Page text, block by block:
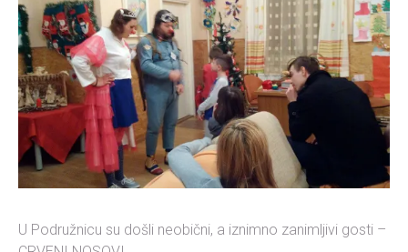
U Podružnicu su došli neobični, a iznimno zanimljivi gosti –